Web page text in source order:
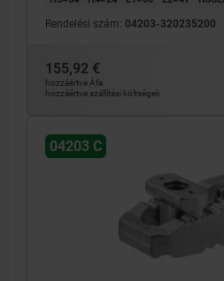
Rendelési szám: 04203-320235200
155,92 €
hozzáértve Áfa
hozzáértve szállítási költségek
04203 C